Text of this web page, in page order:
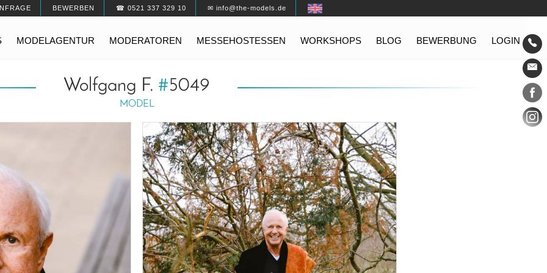
BEWERBEN ☎ 0521 337 329 10 ✉ info@the-models.de
MODELAGENTUR MODERATOREN MESSEHOSTESSEN WORKSHOPS BLOG BEWERBUNG LOGIN
Wolfgang F. #5049
MODEL